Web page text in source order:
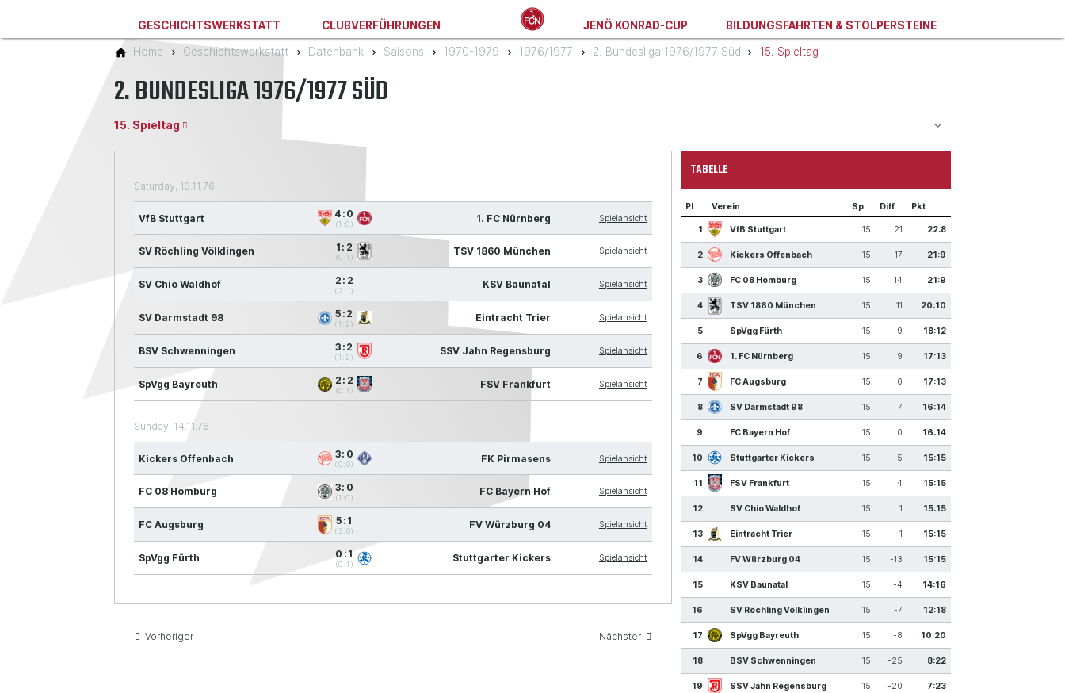
GESCHICHTSWERKSTATT CLUBVERFÜHRUNGEN JENÖ KONRAD-CUP BILDUNGSFAHRTEN & STOLPERSTEINE
Home Geschichtswerkstatt Datenbank Saisons 1970-1979 1976/1977 2. Bundesliga 1976/1977 Süd 15. Spieltag
2. BUNDESLIGA 1976/1977 SÜD
15. Spieltag
Saturday, 13.11.76
VfB Stuttgart 4:0
(1:0) 1. FC Nürnberg Spielansicht
SV Röchling Völklingen 1:2
(0:1)
TSV 1860 München Spielansicht
SV Chio Waldhof 2:2
(2:1) KSV Baunatal Spielansicht
SV Darmstadt 98 5:2
(1:2)
Eintracht Trier Spielansicht
BSV Schwenningen 3:2
(1:2) SSV Jahn Regensburg Spielansicht
SpVgg Bayreuth 2:2
(0:1) FSV Frankfurt Spielansicht
Sunday, 14.11.76
Kickers Offenbach 3:0
(0:0) FK Pirmasens Spielansicht
FC 08 Homburg 3:0
(1:0) FC Bayern Hof Spielansicht
FC Augsburg 5:1
(3:0) FV Würzburg 04 Spielansicht
SpVgg Fürth 0:1
(0:1) Stuttgarter Kickers Spielansicht
Vorheriger Nächster
TABELLE
Pl. Verein Sp. Diff. Pkt.
1 VfB Stuttgart 15 21 22:8
2 Kickers Offenbach 15 17 21:9
3 FC 08 Homburg 15 14 21:9
4 TSV 1860 München 15 11 20:10
5 SpVgg Fürth 15 9 18:12
6 1. FC Nürnberg 15 9 17:13
7 FC Augsburg 15 0 17:13
8 SV Darmstadt 98 15 7 16:14
9 FC Bayern Hof 15 0 16:14
10 Stuttgarter Kickers 15 5 15:15
11 FSV Frankfurt 15 4 15:15
12 SV Chio Waldhof 15 1 15:15
13 Eintracht Trier 15 -1 15:15
14 FV Würzburg 04 15 -13 15:15
15 KSV Baunatal 15 -4 14:16
16 SV Röchling Völklingen 15 -7 12:18
17 SpVgg Bayreuth 15 -8 10:20
18 BSV Schwenningen 15 -25 8:22
19 SSV Jahn Regensburg 15 -20 7:23